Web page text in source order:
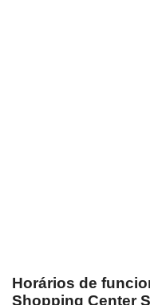
Horários de
Shopping Center